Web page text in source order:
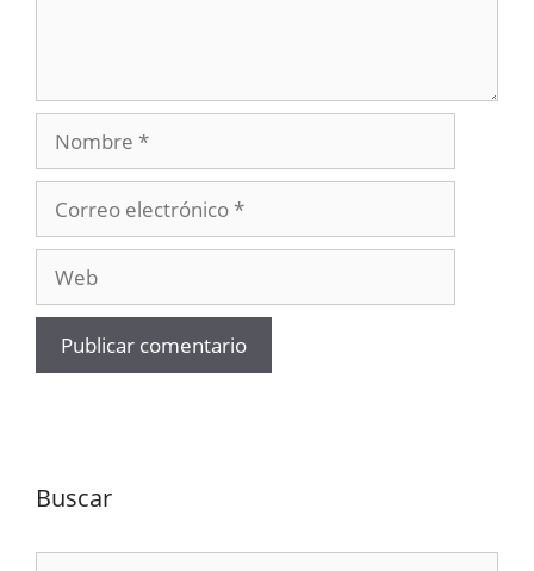
Nombre
electrónico
Buscar